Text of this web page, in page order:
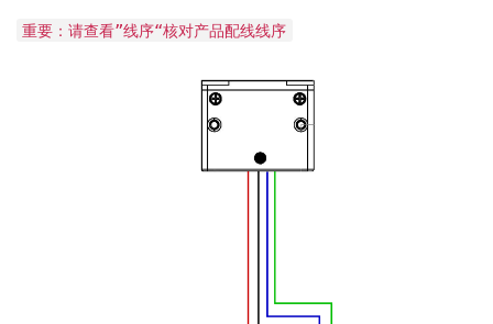
重要：请查看”线序“核对产品配线线序